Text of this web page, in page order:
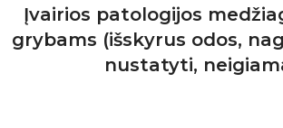
Įvairios patologijos
grybams (išskyrus odos,
nustatyti,